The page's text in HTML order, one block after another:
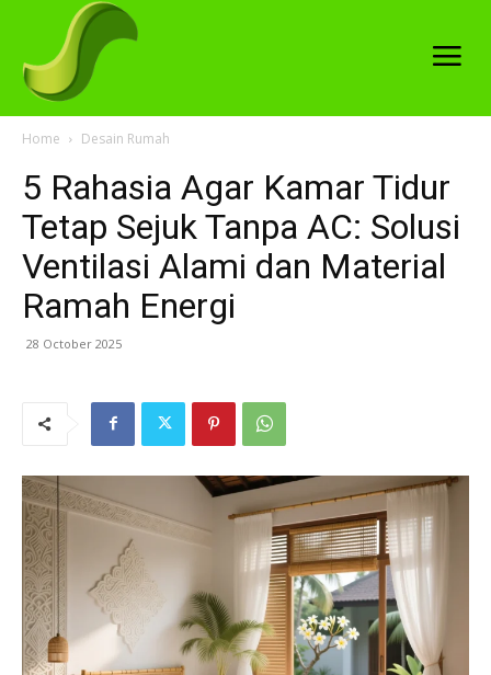
Home Desain Rumah
5 Rahasia Agar Kamar Tidur
Tetap Sejuk Tanpa AC: Solusi
Ventilasi Alami dan Material
Ramah Energi
28 October 2025